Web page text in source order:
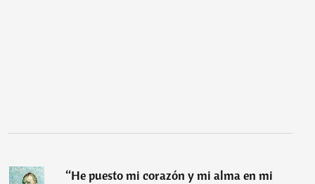
“He puesto mi corazón y mi alma en mi